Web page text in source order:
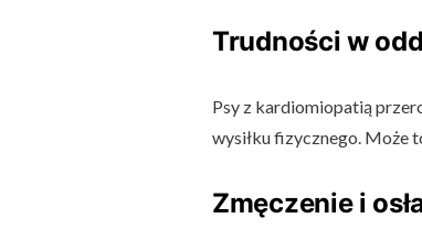
Trudności w
Psy z kardiomiopatią
wysiłku fizycznego. Może
Zmęczenie i